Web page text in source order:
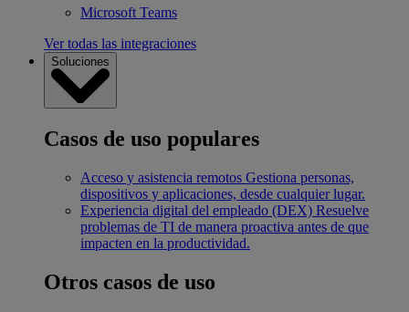
Microsoft Teams
Ver todas las integraciones
Soluciones
Casos de uso populares
Acceso y asistencia remotos Gestiona personas,
dispositivos y aplicaciones, desde cualquier lugar.
Experiencia digital del empleado (DEX) Resuelve
problemas de TI de manera proactiva antes de que
impacten en la productividad.
Otros casos de uso